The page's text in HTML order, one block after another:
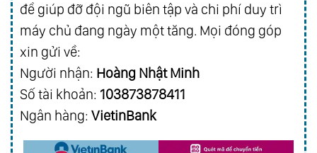
để giúp đỡ đội ngũ biên tập và chi phí duy trì
máy chủ đang ngày một tăng. Mọi đóng góp
xin gửi về:
Người nhận: Hoàng Nhật Minh
Số tài khoản: 103873878411
Ngân hàng: VietinBank